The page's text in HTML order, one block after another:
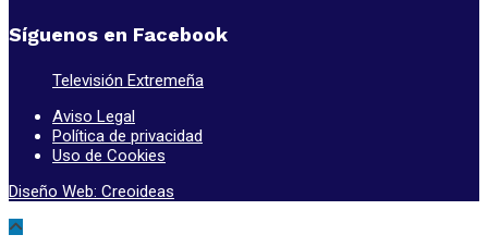
Síguenos en Facebook
Televisión Extremeña
Aviso Legal
Política de privacidad
Uso de Cookies
Diseño Web: Creoideas